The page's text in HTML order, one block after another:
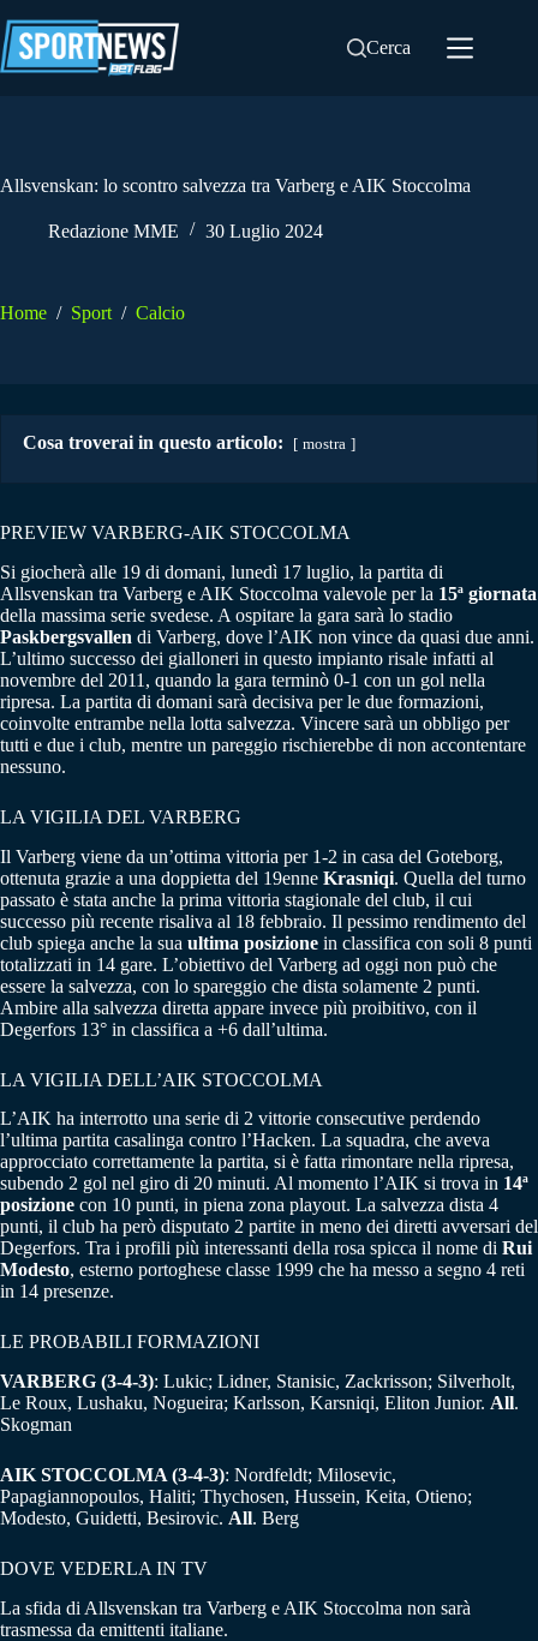
al
contenuto
Cerca
Allsvenskan: lo scontro salvezza tra Varberg e AIK Stoccolma
Redazione MME 30 Luglio 2024
Home / Sport / Calcio
Cosa troverai in questo articolo: mostra
PREVIEW VARBERG-AIK STOCCOLMA
Si giocherà alle 19 di domani, lunedì 17 luglio, la partita di
Allsvenskan tra Varberg e AIK Stoccolma valevole per la 15ª giornata
della massima serie svedese. A ospitare la gara sarà lo stadio
Paskbergsvallen di Varberg, dove l’AIK non vince da quasi due anni.
L’ultimo successo dei gialloneri in questo impianto risale infatti al
novembre del 2011, quando la gara terminò 0-1 con un gol nella
ripresa. La partita di domani sarà decisiva per le due formazioni,
coinvolte entrambe nella lotta salvezza. Vincere sarà un obbligo per
tutti e due i club, mentre un pareggio rischierebbe di non accontentare
nessuno.
LA VIGILIA DEL VARBERG
Il Varberg viene da un’ottima vittoria per 1-2 in casa del Goteborg,
ottenuta grazie a una doppietta del 19enne Krasniqi. Quella del turno
passato è stata anche la prima vittoria stagionale del club, il cui
successo più recente risaliva al 18 febbraio. Il pessimo rendimento del
club spiega anche la sua ultima posizione in classifica con soli 8 punti
totalizzati in 14 gare. L’obiettivo del Varberg ad oggi non può che
essere la salvezza, con lo spareggio che dista solamente 2 punti.
Ambire alla salvezza diretta appare invece più proibitivo, con il
Degerfors 13° in classifica a +6 dall’ultima.
LA VIGILIA DELL’AIK STOCCOLMA
L’AIK ha interrotto una serie di 2 vittorie consecutive perdendo
l’ultima partita casalinga contro l’Hacken. La squadra, che aveva
approcciato correttamente la partita, si è fatta rimontare nella ripresa,
subendo 2 gol nel giro di 20 minuti. Al momento l’AIK si trova in 14ª
posizione con 10 punti, in piena zona playout. La salvezza dista 4
punti, il club ha però disputato 2 partite in meno dei diretti avversari del
Degerfors. Tra i profili più interessanti della rosa spicca il nome di Rui
Modesto, esterno portoghese classe 1999 che ha messo a segno 4 reti
in 14 presenze.
LE PROBABILI FORMAZIONI
VARBERG (3-4-3): Lukic; Lidner, Stanisic, Zackrisson; Silverholt,
Le Roux, Lushaku, Nogueira; Karlsson, Karsniqi, Eliton Junior. All.
Skogman
AIK STOCCOLMA (3-4-3): Nordfeldt; Milosevic,
Papagiannopoulos, Haliti; Thychosen, Hussein, Keita, Otieno;
Modesto, Guidetti, Besirovic. All. Berg
DOVE VEDERLA IN TV
La sfida di Allsvenskan tra Varberg e AIK Stoccolma non sarà
trasmessa da emittenti italiane.